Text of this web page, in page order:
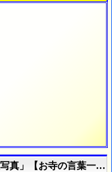
真」【お寺の言葉一口